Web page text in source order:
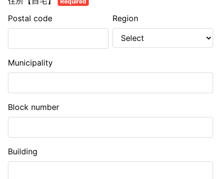
Postal code Region
Municipality
Block number
Building